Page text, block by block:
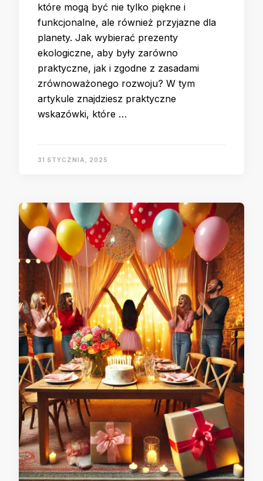
które mogą być nie tylko piękne i
funkcjonalne, ale również przyjazne dla
planety. Jak wybierać prezenty
ekologiczne, aby były zarówno
praktyczne, jak i zgodne z zasadami
zrównoważonego rozwoju? W tym
artykule znajdziesz praktyczne
wskazówki, które …
31 STYCZNIA, 2025